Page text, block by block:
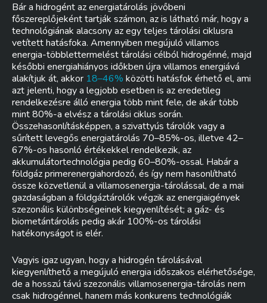
Bár a hidrogént az energiatárolás jövőbeni
főszereplőjeként tartják számon, az is látható már, hogy a
technológiának alacsony az egy teljes tárolási ciklusra
vetített hatásfoka. Amennyiben megújuló villamos
energia-többlettermelést tárolási célból hidrogénné, majd
későbbi energiahiányos időkben újra villamos energiává
alakítjuk át, akkor 18–46% közötti hatásfok érhető el, ami
azt jelenti, hogy a legjobb esetben is az eredetileg
rendelkezésre álló energia több mint fele, de akár több
mint 80%-a elvész a tárolási ciklus során.
Összehasonlításképpen, a szivattyús tárolók vagy a
sűrített levegős energiatárolás 70–85%-os, illetve 42–
67%-os hasonló értékekkel rendelkezik, az
akkumulátortechnológia pedig 60–80%-ossal. Habár a
földgáz primerenergiahordozó, és így nem hasonlítható
össze közvetlenül a villamosenergia-tárolással, de a mai
gazdaságban a földgáztárolók végzik az energiaigények
szezonális különbségeinek kiegyenlítését; a gáz- és
biometántárolás pedig akár 100%-os tárolási
hatékonyságot is elér.
Vagyis igaz ugyan, hogy a hidrogén tárolásával
kiegyenlíthető a megújuló energia időszakos elérhetősége,
de a hosszú távú szezonális villamosenergia-tárolás nem
csak hidrogénnel, hanem más konkurens technológiák